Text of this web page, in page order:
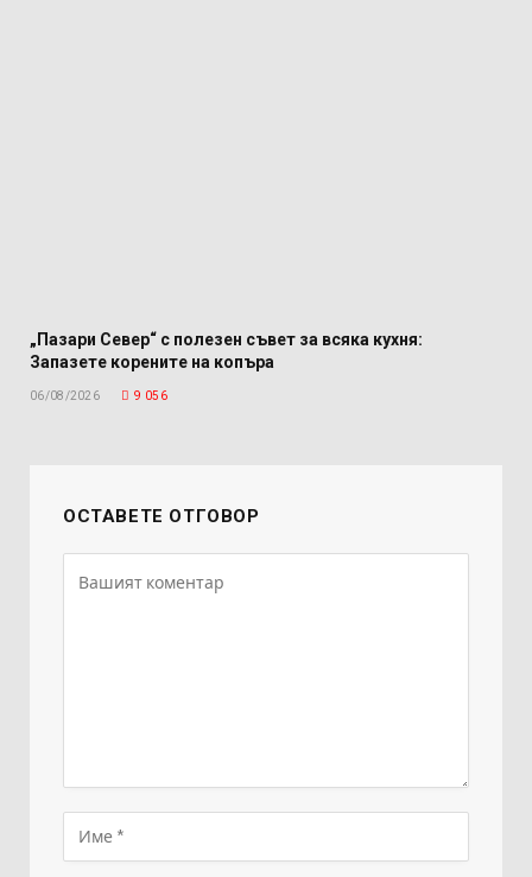
„Пазари Север“ с полезен съвет за всяка кухня:
Запазете корените на копъра
06/08/2026 9 056
ОСТАВЕТЕ ОТГОВОР